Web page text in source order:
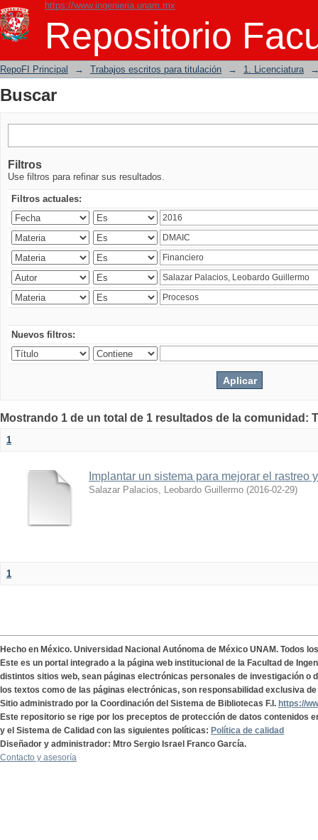
https://www.ingenieria.unam.mx
Repositorio
Buscar
RepoFI Principal → Trabajos escritos para titulación → 1. Licenciatura
Buscar
Filtros
Use filtros para refinar sus resultados.
Filtros actuales:
Nuevos filtros:
Mostrando 1 de un total de 1 resultados de la comunidad:
1
Implantar un sistema para mejorar el rastreo
Salazar Palacios, Leobardo Guillermo (2016-02-29)
1
Hecho en México. Universidad Nacional Autónoma de México UNAM. Todos
Este es un portal integrado a la página web institucional de la Facultad de
distintos sitios web, sean páginas electrónicas personales de investigación o
los textos como de las páginas electrónicas, son responsabilidad exclusiva
Sitio administrado por la Coordinación del Sistema de Bibliotecas F.I. https://
Este repositorio se rige por los preceptos de protección de datos contenidos
y el Sistema de Calidad con las siguientes políticas: Política de calidad
Diseñador y administrador: Mtro Sergio Israel Franco García.
Contacto y asesoría